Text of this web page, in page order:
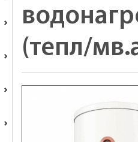
(тепл/